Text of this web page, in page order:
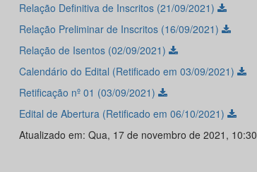
Relação Definitiva de Inscritos (21/09/2021)
Relação Preliminar de Inscritos (16/09/2021)
Relação de Isentos (02/09/2021)
Calendário do Edital (Retificado em 03/09/2021)
Retificação nº 01 (03/09/2021)
Edital de Abertura (Retificado em 06/10/2021)
Atualizado em: Qua, 17 de novembro de 2021, 10:30